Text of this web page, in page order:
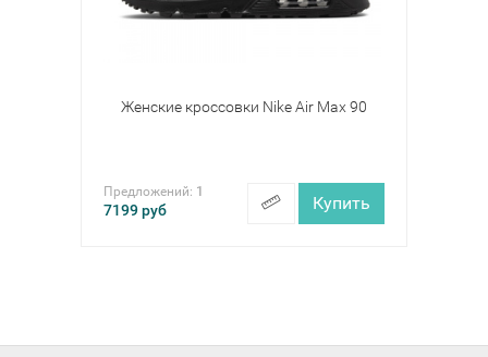
Женские кроссовки Nike Air Max 90
Предложений: 1
7199руб Купить